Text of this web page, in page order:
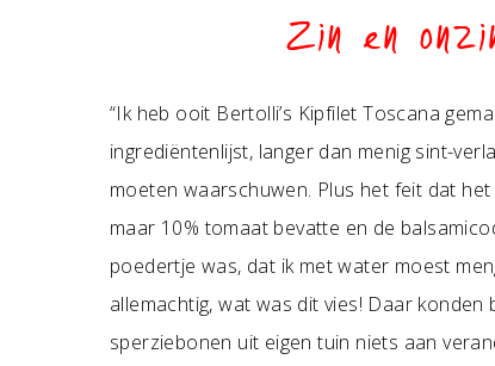
Zin en
“Ik heb ooit Bertolli’s Kipfilet Toscana
ingrediëntenlijst, langer dan menig sint-
moeten waarschuwen. Plus het feit dat het
maar 10% tomaat bevatte en de
poedertje was, dat ik met water moest
allemachtig, wat was dit vies! Daar konden
sperziebonen uit eigen tuin niets aan